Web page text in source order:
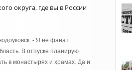
округа, где вы в России
- Я не фанат
В отпуске планирую
в монастырях и храмах. Да и